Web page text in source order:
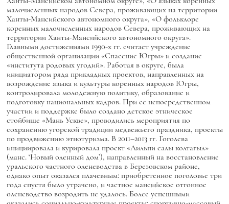
малочисленных народов Севера, проживающих на территории
Ханты-Мансийского автономного округа», «О фольклоре
коренных малочисленных народов Севера, проживающих на
территории Ханты-Мансийского автономного округа».
Главными достижениями 1990-х гг. считает учреждение
общественной организации «Спасение Югры» и создание
«института родовых угодий». Работая в округе, была
инициатором ряда прикладных проектов, направленных на
возрождение языка и культуры коренных народов Югры,
контролировала молодежную политику, образование и
подготовку национальных кадров. При ее непосредственном
участии и поддержке было создано детское этническое
стойбище «Мань Ускве», проводились мероприятия по
сохранению угорской традиции медвежьего праздника, проекты
по продвижению этнотуризма. В 2011–2013 гг. Гоголева
инициировала и курировала проект «Лильпи салы колтагыл»
(манс. ‘Новый оленный дом’), направленный на восстановление
уральского частного оленеводства в Березовском районе,
однако опыт оказался плачевным: приобретенное поголовье три
года спустя было утрачено, и частное мансийское отгонное
оленеводство возродить не удалось. Более успешными